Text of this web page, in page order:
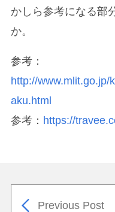
かしら参考になる部
か。
参考：
http://www.mlit.go.jp/
aku.html
参考： https://
Previous Post